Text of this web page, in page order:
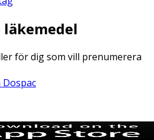
läkemedel
för dig som vill prenumerera
Dospac